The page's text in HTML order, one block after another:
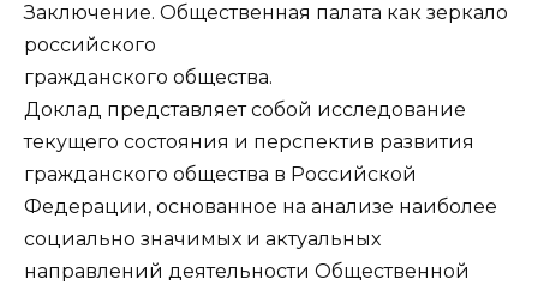
Заключение. Общественная палата как зеркало
российского
гражданского общества.
Доклад представляет собой исследование
текущего состояния и перспектив развития
гражданского общества в Российской
Федерации, основанное на анализе наиболее
социально значимых и актуальных
направлений деятельности Общественной